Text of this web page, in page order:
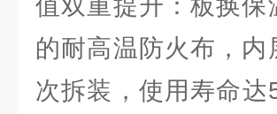
值双重提升：板换
的耐高温防火布，
次拆装，使用寿命